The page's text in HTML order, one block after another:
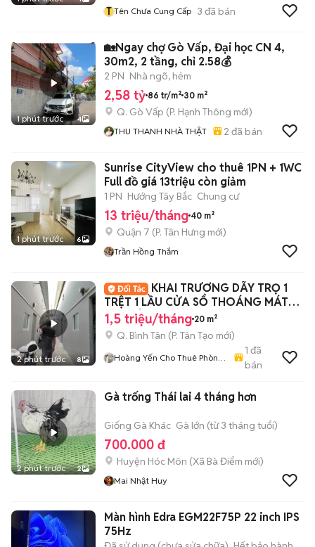
T Tên Chưa Cung Cấp 3 đã bán
1 phút trước 4
🏡Ngay chợ Gò Vấp, Đại học CN 4,
30m2, 2 tầng, chỉ 2.58💰
2 PN Nhà ngõ, hẻm
2,58 tỷ 86 tr/m² 30 m²
Q. Gò Vấp (P. Hạnh Thông mới)
THU THANH NHÀ THẬT 2 đã bán
1 phút trước 6
Sunrise CityView cho thuê 1PN + 1WC
Full đồ giá 13triệu còn giảm
1 PN Hướng Tây Bắc Chung cư
13 triệu/tháng 40 m²
Quận 7 (P. Tân Hưng mới)
Trần Hồng Thắm
2 phút trước 8
KHAI TRƯƠNG DÃY TRỌ 1
TRỆT 1 LẦU CỬA SỔ THOÁNG MÁT
MỚI XÂY 100%
1,5 triệu/tháng 20 m²
Q. Bình Tân (P. Tân Tạo mới)
Hoàng Yến Cho Thuê Phòng
1 đã
bán
2 phút trước 2
Gà trống Thái lai 4 tháng hơn
Giống Gà Khác Gà lớn (từ 3 tháng tuổi)
700.000 đ
Huyện Hóc Môn (Xã Bà Điểm mới)
Mai Nhật Huy
Màn hình Edra EGM22F75P 22 inch IPS
75Hz